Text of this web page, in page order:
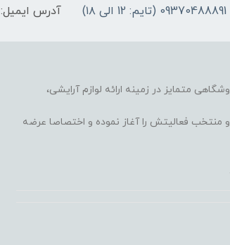
09370488891 (تایم: 12 الی ۱۸) آدرس ایمیل:
متمایز در زمینه ارائه لوازم آرایشی،
محبوب و منتخب فعالیتش را آغاز نموده و اختصاصا عرضه